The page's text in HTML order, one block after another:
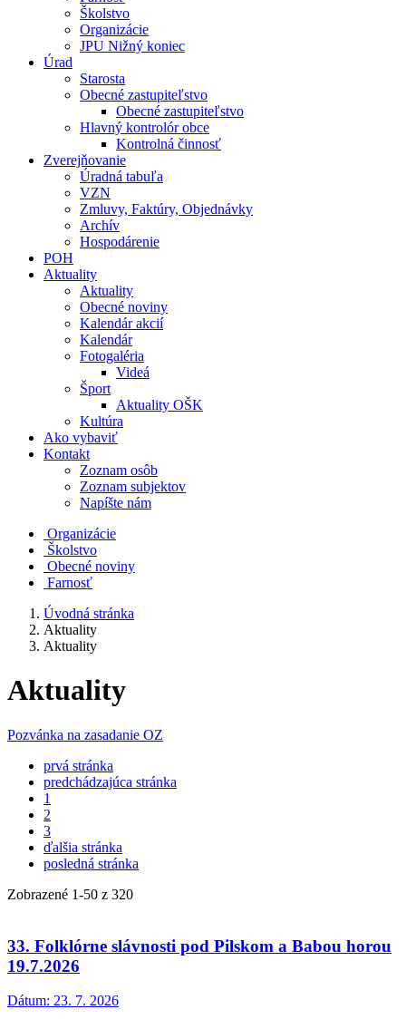
Školstvo
Organizácie
JPU Nižný koniec
Úrad
Starosta
Obecné zastupiteľstvo
Obecné zastupiteľstvo
Hlavný kontrolór obce
Kontrolná činnosť
Zverejňovanie
Úradná tabuľa
VZN
Zmluvy, Faktúry, Objednávky
Archív
Hospodárenie
POH
Aktuality
Aktuality
Obecné noviny
Kalendár akcií
Kalendár
Fotogaléria
Videá
Šport
Aktuality OŠK
Kultúra
Ako vybaviť
Kontakt
Zoznam osôb
Zoznam subjektov
Napíšte nám
Organizácie
Školstvo
Obecné noviny
Farnosť
Úvodná stránka
Aktuality
Aktuality
Aktuality
Pozvánka na zasadanie OZ
prvá stránka
predchádzajúca stránka
1
2
3
ďalšia stránka
posledná stránka
Zobrazené 1-50 z 320
33. Folklórne slávnosti pod Pilskom a Babou horou
19.7.2026
Dátum: 23. 7. 2026